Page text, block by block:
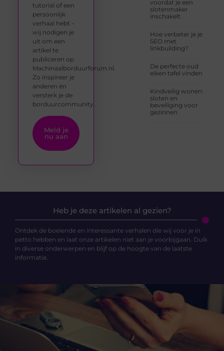
voordat je een
slotenmaker
inschakelt
Hoe verbeter je je
SEO met
linkbuilding?
De perfecte oud
eiken tafel vinden
Kindveilig wonen:
sloten en
beveiliging voor
gezinnen
tutorial of een
persoonlijk
verhaal hebt –
wij nodigen je
uit om een
artikel te
publiceren op
Machinaalborduurforum.nl.
Zo inspireer je
anderen én
versterk je de
borduurcommunity.
Meld je
nu aan
Heb je deze artikelen al gezien?
Ontdek de boeiende en interessante verhalen die wij voor je in
petto hebben en laat onze artikelen niet aan je voorbijgaan. Duik
in diverse onderwerpen en blijf op de hoogte van de laatste
informatie.